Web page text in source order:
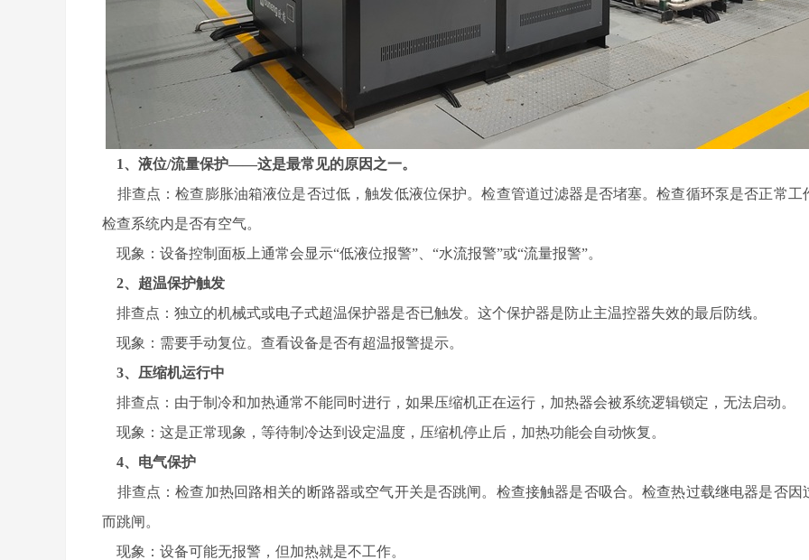
1、液位/流量保护——这是最常见的原因之一。
排查点：检查膨胀油箱液位是否过低，触发低液位保护。检查管道过滤器是否堵塞。检查循环泵是否正常工
检查系统内是否有空气。
现象：设备控制面板上通常会显示“低液位报警”、“水流报警”或“流量报警”。
2、超温保护触发
排查点：独立的机械式或电子式超温保护器是否已触发。这个保护器是防止主温控器失效的最后防线。
现象：需要手动复位。查看设备是否有超温报警提示。
3、压缩机运行中
排查点：由于制冷和加热通常不能同时进行，如果压缩机正在运行，加热器会被系统逻辑锁定，无法启动。
现象：这是正常现象，等待制冷达到设定温度，压缩机停止后，加热功能会自动恢复。
4、电气保护
排查点：检查加热回路相关的断路器或空气开关是否跳闸。检查接触器是否吸合。检查热过载继电器是否因
而跳闸。
现象：设备可能无报警，但加热就是不工作。